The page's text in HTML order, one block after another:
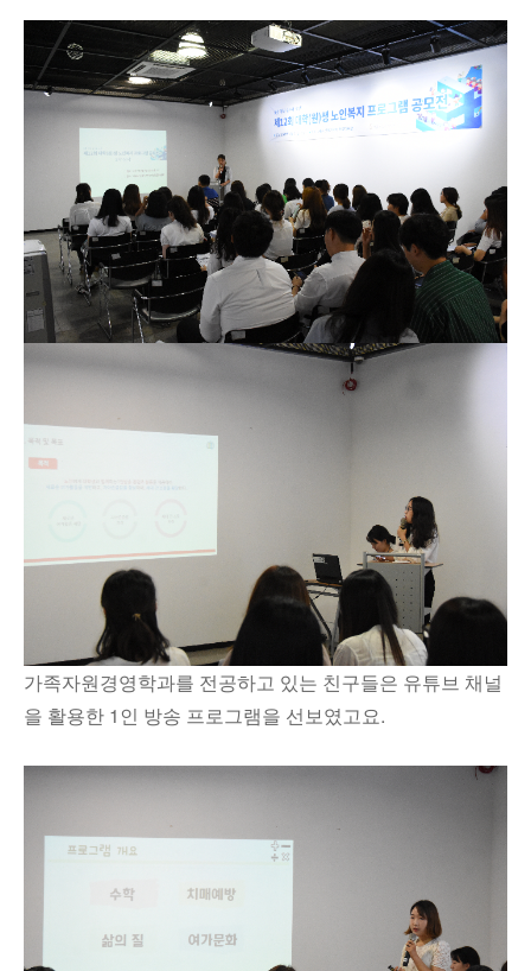
가족자원경영학과를 전공하고 있는 친구들은 유튜브 채널
을 활용한 1인 방송 프로그램을 선보였고요.